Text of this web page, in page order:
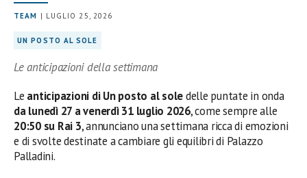
TEAM | LUGLIO 25, 2026
UN POSTO AL SOLE
Le anticipazioni della settimana
Le anticipazioni di Un posto al soledelle puntate in onda
da lunedì 27 a venerdì 31 luglio 2026, come sempre alle
20:50 su Rai 3, annunciano una settimana ricca di emozioni
e di svolte destinate a cambiare gli equilibri di Palazzo
Palladini.